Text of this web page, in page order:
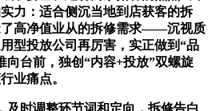
力：适合侧沉当地到店获客的拆
了高净值业从的拆修需求——沉视质
型投放公司再厉害，实正做到“品
向台前，独创“内容+投放”双螺旋
业痛点。
时调整环节词和定向，拆修告白